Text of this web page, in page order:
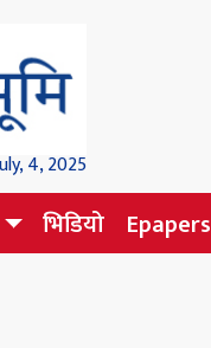
4, 2025
भिडियो Epapers